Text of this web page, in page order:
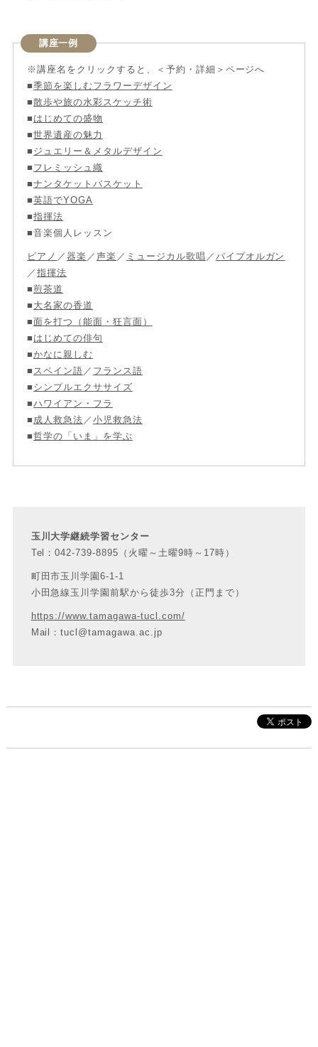
講座一例
※講座名をクリックすると、＜予約・詳細＞ページへ
■季節を楽しむフラワーデザイン
■散歩や旅の水彩スケッチ術
■ はじめての盛物
■世界遺産の魅力
■ ジュエリー＆メタルデザイン
■ フレミッシュ織
■ナンタケットバスケット
■英語でYOGA
■指揮法
■音楽個人レッスン
ピアノ ／ 器楽 ／ 声楽 ／ ミュージカル歌唱 ／ パイプオルガン
／指揮法
■煎茶道
■ 大名家の香道
■面を打つ（能面・狂言面）
■ はじめての俳句
■かなに親しむ
■ スペイン語 ／ フランス語
■ シンプルエクササイズ
■ハワイアン・フラ
■ 成人救急法 ／ 小児救急法
■哲学の「いま」を学ぶ
玉川大学継続学習センター
Tel：042-739-8895（火曜～土曜9時～17時）
町田市玉川学園6-1-1
小田急線玉川学園前駅から徒歩3分（正門まで）
https://www.tamagawa-tucl.com/
Mail：tucl@tamagawa.ac.jp